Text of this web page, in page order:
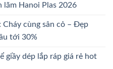
lãm Hanoi Plas 2026
cùng sân cỏ – Đẹp
tới 30%
giầy dép lắp ráp giá rẻ hot